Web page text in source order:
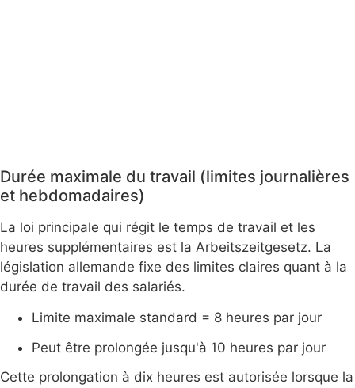
Durée maximale du travail (limites journalières
et hebdomadaires)
La loi principale qui régit le temps de travail et les
heures supplémentaires est la Arbeitszeitgesetz. La
législation allemande fixe des limites claires quant à la
durée de travail des salariés.
Limite maximale standard = 8 heures par jour
Peut être prolongée jusqu'à 10 heures par jour
Cette prolongation à dix heures est autorisée lorsque la